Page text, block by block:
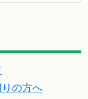
の方へ